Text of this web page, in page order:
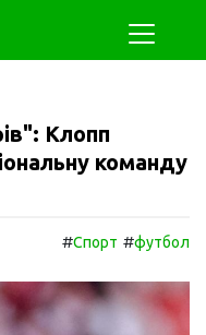
Клопп
команду
#Спорт #футбол